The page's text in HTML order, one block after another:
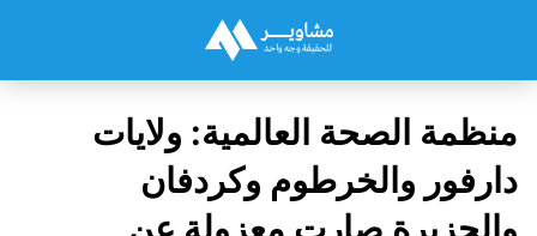
منظمة الصحة العالمية: ولايات
دارفور والخرطوم وكردفان